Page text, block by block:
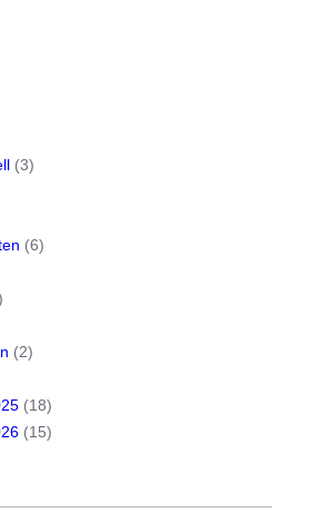
(3)
(6)
(2)
(18)
(15)